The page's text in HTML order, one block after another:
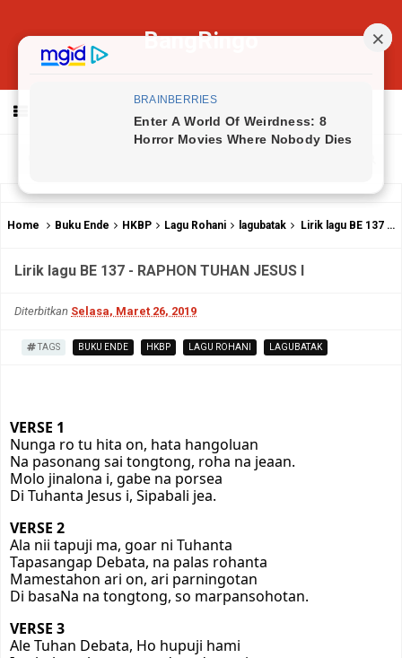
BangRingo
Home Buku Ende HKBP Lagu Rohani lagubatak Lirik lagu BE 137 - RAPHON TUHAN JESUS I
Lirik lagu BE 137 - RAPHON TUHAN JESUS I
Diterbitkan Selasa, Maret 26, 2019
TAGS BUKU ENDE HKBP LAGU ROHANI LAGUBATAK
VERSE 1
Nunga ro tu hita on, hata hangoluan
Na pasonang sai tongtong, roha na jeaan.
Molo jinalona i, gabe na porsea
Di Tuhanta Jesus i, Sipabali jea.
VERSE 2
Ala nii tapuji ma, goar ni Tuhanta
Tapasangap Debata, na palas rohanta
Mamestahon ari on, ari parningotan
Di basaNa na tongtong, so marpansohotan.
VERSE 3
Ale Tuhan Debata, Ho hupuji hami